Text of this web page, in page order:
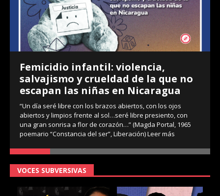
Femicidio infantil: violencia,
salvajismo y crueldad de la que no
escapan las niñas en Nicaragua
“Un día seré libre con los brazos abiertos, con los ojos
abiertos y limpios frente al sol…seré libre presiento, con
una gran sonrisa a flor de corazón…” (Magda Portal, 1965
poemario “Constancia del ser”, Liberación)Leer más
VOCES SUBVERSIVAS